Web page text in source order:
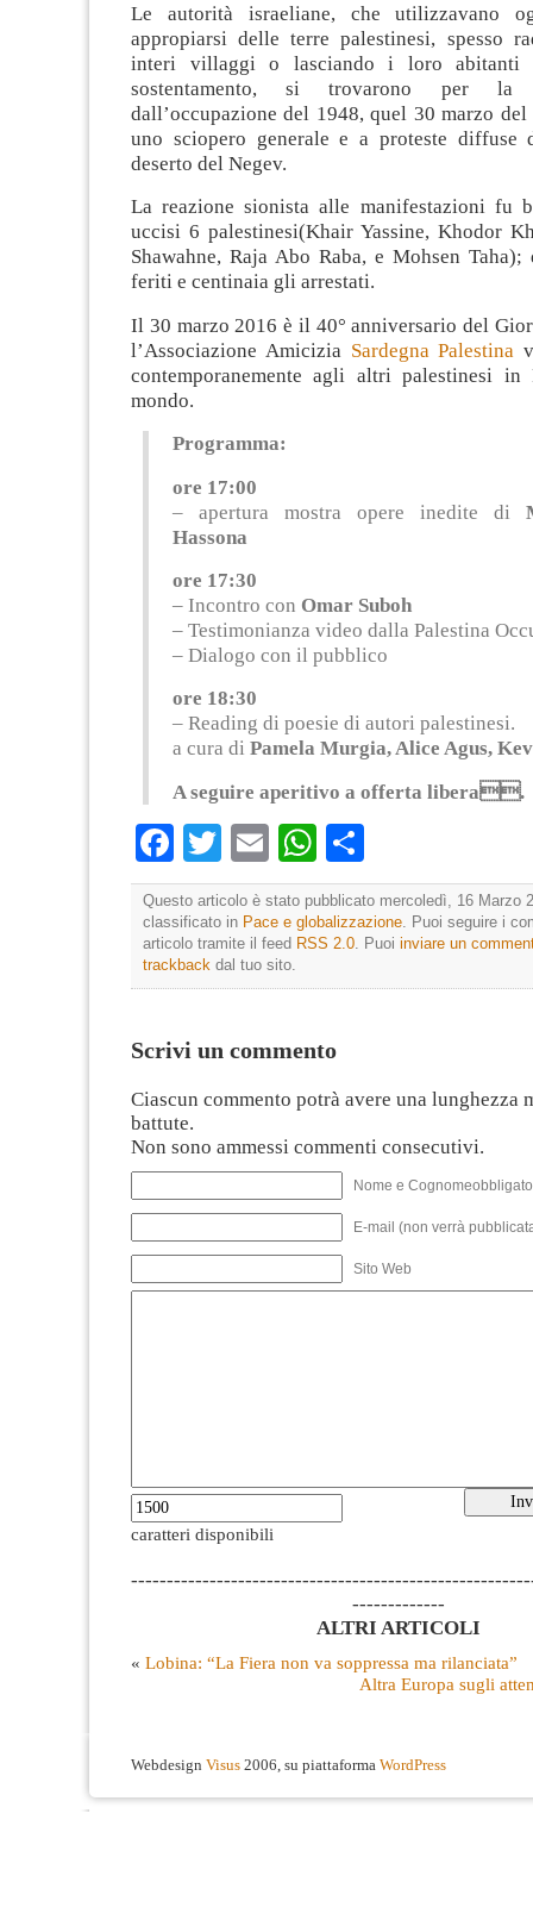
Le autorità israeliane, che utilizzavano
appropiarsi delle terre palestinesi, spesso
interi villaggi o lasciando i loro abitanti
sostentamento, si trovarono per la
dall’occupazione del 1948, quel 30 marzo
uno sciopero generale e a proteste diffuse
deserto del Negev.
Lareazione sionista alle manifestazioni fu
uccisi 6 palestinesi(Khair Yassine, Khodor
Shawahne, Raja Abo Raba, e Mohsen
feriti e centinaia gli arrestati.
Il 30 marzo 2016 è il 40° anniversario del
l’Associazione Amicizia Sardegna Palestina
contemporanemente agli altri palestinesi in
mondo.
Programma:
ore 17:00
– apertura mostra opere inedite di
Hassona
ore 17:30
– Incontro con Omar Suboh
– Testimonianza video dalla Palestina
– Dialogo con il pubblico
ore 18:30
– Reading di poesie di autori palestinesi.
a cura di Pamela Murgia, Alice Agus,
A seguire aperitivo a offerta libera.
Facebook
TwitterEmailWhatsApp
Questo articolo è stato pubblicato mercoledì, 16 Marzo
classificato in Pace e globalizzazione . Puoi seguire i
articolo tramite il feed RSS 2.0 . Puoi inviare un
trackback dal tuo sito.
Scrivi un commento
Ciascun commento potrà avere una lunghezza
battute.
Non sono ammessi commenti consecutivi.
Nome e
E-mail (non verrà
Sito Web
caratteri disponibili
-------------
ALTRI ARTICOLI
« Lobina: “La Fiera non va soppressa ma rilanciata”
Altra Europa sugli
Webdesign Visus 2006, su piattaforma WordPress